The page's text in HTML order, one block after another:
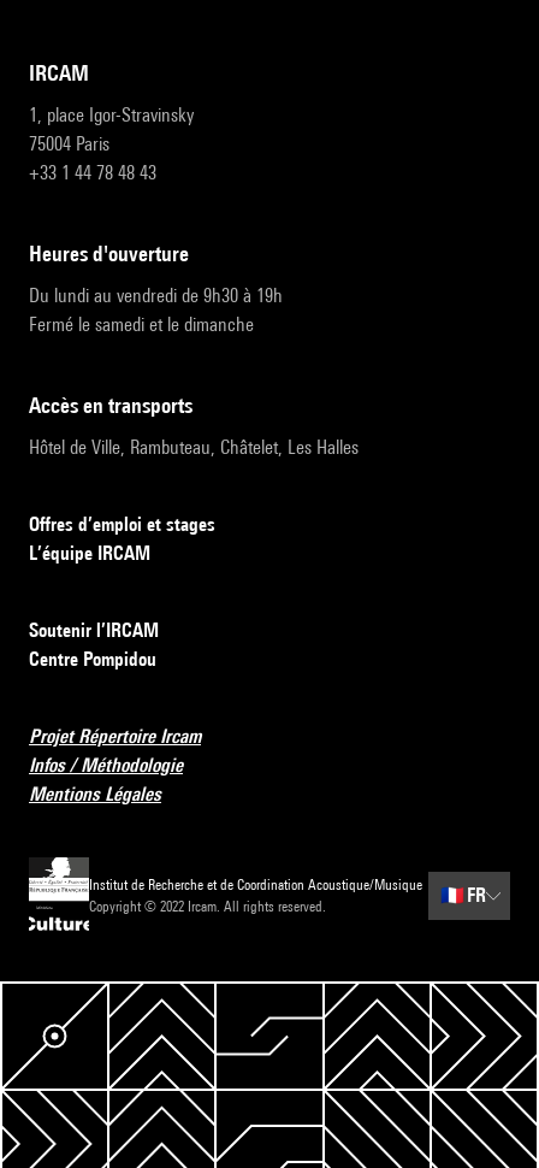
IRCAM
1, place Igor-Stravinsky
75004 Paris
+33 1 44 78 48 43
heures d'ouverture
Du lundi au vendredi de 9h30 à 19h
Fermé le samedi et le dimanche
accès en transports
Hôtel de Ville, Rambuteau, Châtelet, Les Halles
Offres d’emploi et stages
L’équipe IRCAM
Soutenir l’IRCAM
Centre Pompidou
Projet Répertoire Ircam
Infos / Méthodologie
Mentions Légales
Institut de Recherche et de Coordination Acoustique/Musique
Copyright © 2022 Ircam. All rights reserved.
🇫🇷 FR